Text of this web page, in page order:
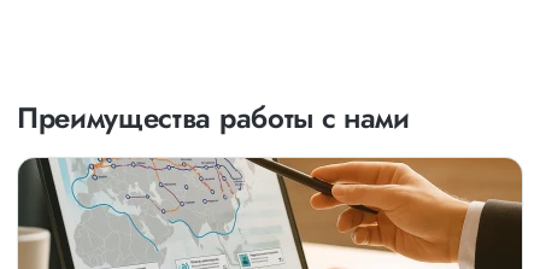
Преимущества работы с нами